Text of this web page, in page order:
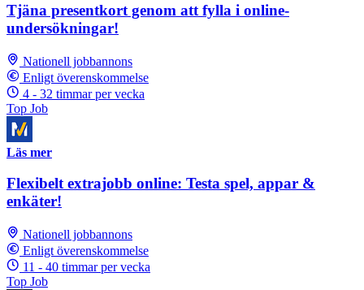
Tjäna presentkort genom att fylla i online-
undersökningar!
Nationell jobbannons
Enligt överenskommelse
4 - 32 timmar per vecka
Top Job
Läs mer
Flexibelt extrajobb online: Testa spel, appar &
enkäter!
Nationell jobbannons
Enligt överenskommelse
11 - 40 timmar per vecka
Top Job